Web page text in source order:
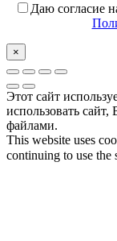
Даю согласие
×
Этот сайт
использовать сайт,
файлами.
This website uses
continuing to use the